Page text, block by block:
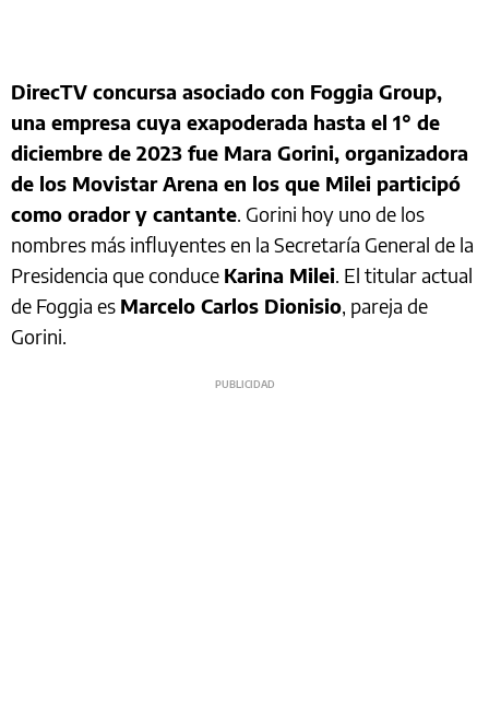
DirecTV concursa asociado con Foggia Group,
una empresa cuya exapoderada hasta el 1° de
diciembre de 2023 fue Mara Gorini, organizadora
de los Movistar Arena en los que Milei participó
como orador y cantante. Gorini hoy uno de los
nombres más influyentes en la Secretaría General de la
Presidencia que conduce Karina Milei. El titular actual
de Foggia es Marcelo Carlos Dionisio, pareja de
Gorini.